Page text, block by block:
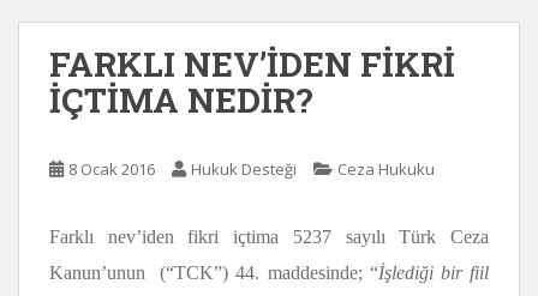
FARKLI NEV’İDEN FİKRİ
İÇTİMA NEDİR?
8 Ocak 2016 Hukuk Desteği Ceza Hukuku
Farklı nev’iden fikri içtima 5237 sayılı Türk Ceza
Kanun’unun (“TCK”) 44. maddesinde; “İşlediği bir fiil